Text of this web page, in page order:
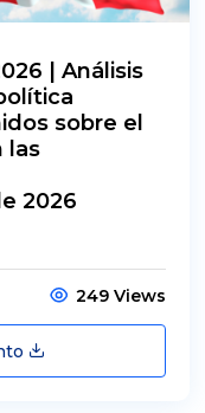
| Análisis
sobre el
las
2026
249 Views